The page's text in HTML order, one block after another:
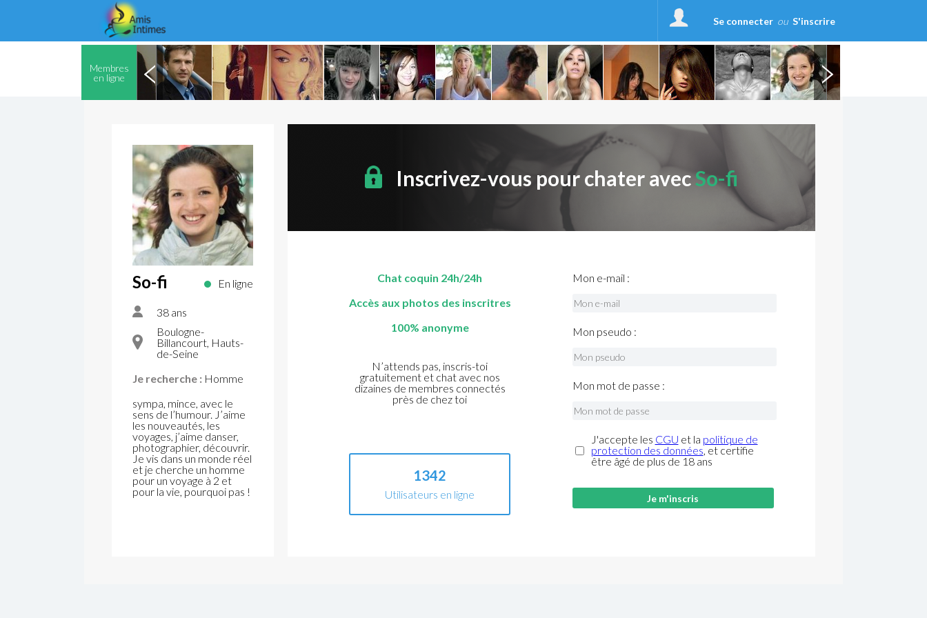
Se connecter ou S'inscrire
Membres
en ligne
So-fi En ligne
38 ans
Boulogne-
Billancourt, Hauts-
de-Seine
Je recherche : Homme
sympa, mince, avec le
sens de l’humour. J’aime
les nouveautés, les
voyages, j’aime danser,
photographier, découvrir.
Je vis dans un monde réel
et je cherche un homme
pour un voyage à 2 et
pour la vie, pourquoi pas !
Inscrivez-vous pour chater avecSo-fi
Chat coquin 24h/24h
Accès aux photos des inscritres
100% anonyme
N’attends pas, inscris-toi
gratuitement et chat avec nos
dizaines de membres connectés
près de chez toi
1342
Utilisateurs en ligne
Mon e-mail :
Mon pseudo :
Mon mot de passe :
J'accepte les CGU et la politique de
protection des données, et certifie
être âgé de plus de 18 ans